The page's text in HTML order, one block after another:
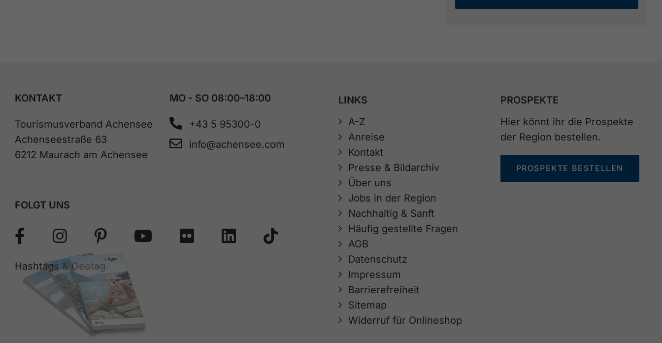
KONTAKT
Tourismusverband Achensee
Achenseestraße 63
6212 Maurach am Achensee
MO - SO 08:00–18:00
+43 5 95300-0
info@achensee.com
FOLGT UNS
Hashtags & Geotag
LINKS
A-Z
Anreise
Kontakt
Presse & Bildarchiv
Über uns
Jobs in der Region
Nachhaltig & Sanft
Häufig gestellte Fragen
AGB
Datenschutz
Impressum
Barrierefreiheit
Sitemap
Widerruf für Onlineshop
PROSPEKTE
Hier könnt ihr die Prospekte
der Region bestellen.
PROSPEKTE BESTELLEN